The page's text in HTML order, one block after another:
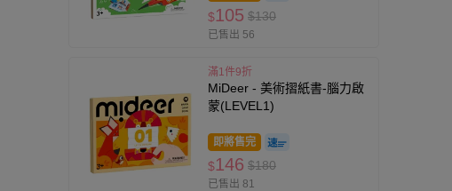
$105 $130
已售出 56
滿1件9折
MiDeer - 美術摺紙書-腦力啟
蒙(LEVEL1)
即將售完
$146 $180
已售出 81